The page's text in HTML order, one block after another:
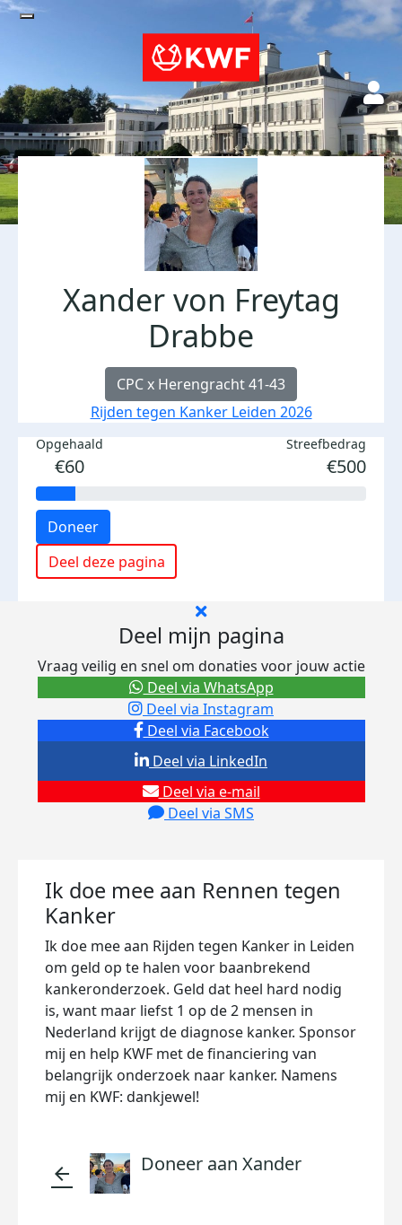
Xander von Freytag
Drabbe
CPC x Herengracht 41-43
Rijden tegen Kanker Leiden 2026
Opgehaald
€60
Streefbedrag
€500
Doneer
Deel deze pagina
Deel mijn pagina
Vraag veilig en snel om donaties voor jouw actie
Deel via Facebook
Deel via Instagram
Deel via e-mail
Deel via SMS
Deel via LinkedIn
Deel via WhatsApp
Ik doe mee aan Rennen tegen
Kanker
Ik doe mee aan Rijden tegen Kanker in Leiden
om geld op te halen voor baanbrekend
kankeronderzoek. Geld dat heel hard nodig
is, want maar liefst 1 op de 2 mensen in
Nederland krijgt de diagnose kanker. Sponsor
mij en help KWF met de financiering van
belangrijk onderzoek naar kanker. Namens
mij en KWF: dankjewel!
arrow_back Doneer aan Xander